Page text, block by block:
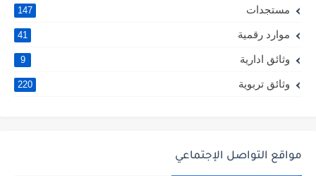
مستجدات 147
موارد رقمية 41
وثائق ادارية 9
وثائق تربوية 220
مواقع التواصل الإجتماعي